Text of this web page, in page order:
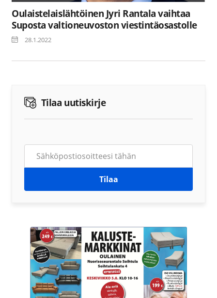
Oulaistelaislähtöinen Jyri Rantala vaihtaa
Suposta valtioneuvoston viestintäosastolle
28.1.2022
Tilaa uutiskirje
Tilaa